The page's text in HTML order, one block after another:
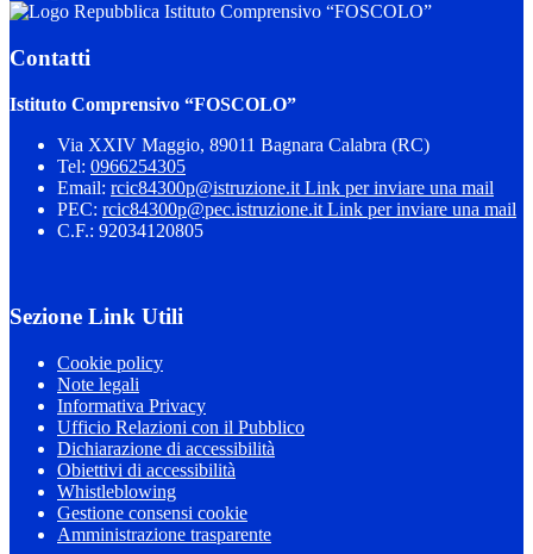
Istituto Comprensivo “FOSCOLO”
Contatti
Istituto Comprensivo “FOSCOLO”
Via XXIV Maggio, 89011 Bagnara Calabra (RC)
Tel: 0966254305
Email: rcic84300p@istruzione.it Link per inviare una mail
PEC: rcic84300p@pec.istruzione.it Link per inviare una mail
C.F.: 92034120805
Sezione Link Utili
Cookie policy
Note legali
Informativa Privacy
Ufficio Relazioni con il Pubblico
Dichiarazione di accessibilità
Obiettivi di accessibilità
Whistleblowing
Gestione consensi cookie
Amministrazione trasparente